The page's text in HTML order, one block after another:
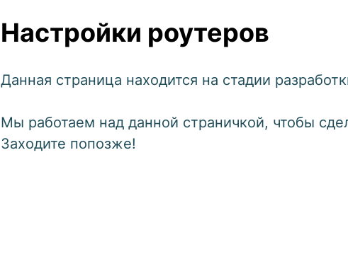
Настройки роутеров
Данная страница находится на стадии
Мы работаем над данной страничкой, чтобы
Заходите попозже!